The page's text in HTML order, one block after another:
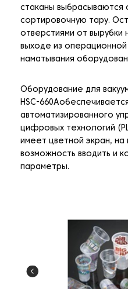
стаканы выбрасываются
сортировочную тару.
отверстиями от вырубки
выходе из операционной
наматывания
Оборудование для
HSC-
автоматизированного
цифровых технологий
имеет цветной экран,
возможность вводить и
параметры.